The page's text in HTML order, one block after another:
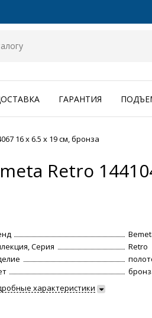
ГАРАНТИЯ
16 x 6.5 x 19 см, бронза
Retro
Серия
Retro
характеристики